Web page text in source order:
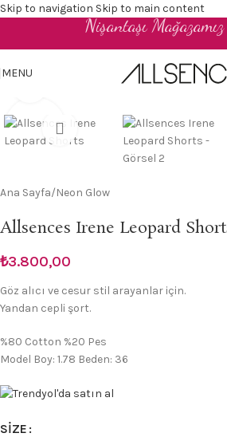
Skip to navigation Skip to main content
Nişantaşı
MENU
Ana Sayfa/Neon Glow
Allsences Irene Leopard
₺3.800,00
Göz alıcı ve cesur stil arayanlar için.
Yandan cepli şort.
%80 Cotton %20 Pes
Model Boy: 1.78 Beden: 36
SIZE